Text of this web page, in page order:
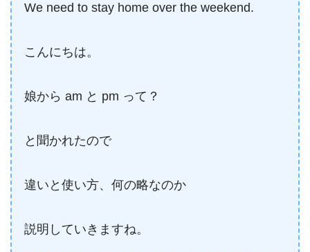
We need to stay home over the weekend.
こんにちは。
娘から am と pm って？
と聞かれたので
違いと使い方、何の略なのか
説明していきますね。